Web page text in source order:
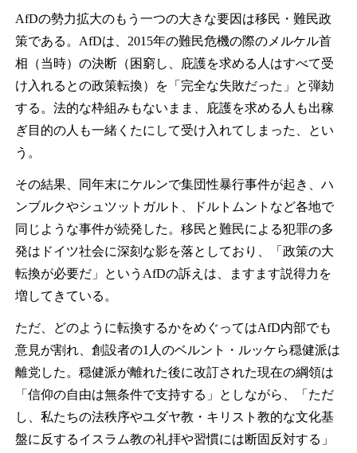
AfDの勢力拡大のもう一つの大きな要因は移民・難民政
策である。AfDは、2015年の難民危機の際のメルケル首
相（当時）の決断（困窮し、庇護を求める人はすべて受
け入れるとの政策転換）を「完全な失敗だった」と弾劾
する。法的な枠組みもないまま、庇護を求める人も出稼
ぎ目的の人も一緒くたにして受け入れてしまった、とい
う。
その結果、同年末にケルンで集団性暴行事件が起き、ハ
ンブルクやシュツットガルト、ドルトムントなど各地で
同じような事件が続発した。移民と難民による犯罪の多
発はドイツ社会に深刻な影を落としており、「政策の大
転換が必要だ」というAfDの訴えは、ますます説得力を
増してきている。
ただ、どのように転換するかをめぐってはAfD内部でも
意見が割れ、創設者の1人のベルント・ルッケら穏健派は
離党した。穏健派が離れた後に改訂された現在の綱領は
「信仰の自由は無条件で支持する」としながら、「ただ
し、私たちの法秩序やユダヤ教・キリスト教的な文化基
盤に反するイスラム教の礼拝や習慣には断固反対する」